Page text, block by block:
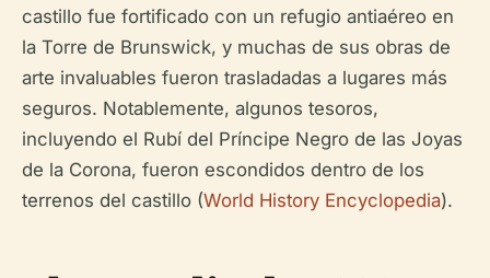
castillo fue fortificado con un refugio antiaéreo en
la Torre de Brunswick, y muchas de sus obras de
arte invaluables fueron trasladadas a lugares más
seguros. Notablemente, algunos tesoros,
incluyendo el Rubí del Príncipe Negro de las Joyas
de la Corona, fueron escondidos dentro de los
terrenos del castillo (World History Encyclopedia).